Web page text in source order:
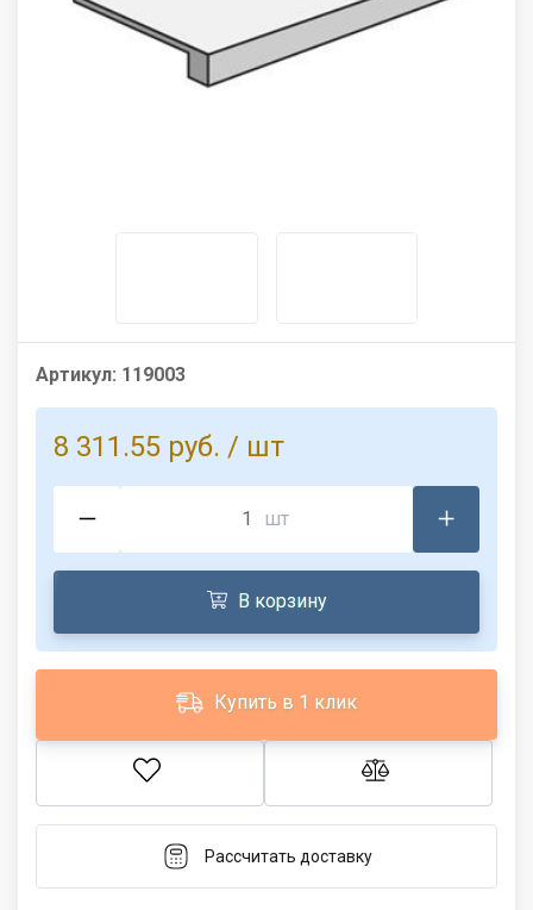
Артикул: 119003
8 311.55 руб. / шт
шт
В корзину
Купить в 1 клик
Рассчитать доставку